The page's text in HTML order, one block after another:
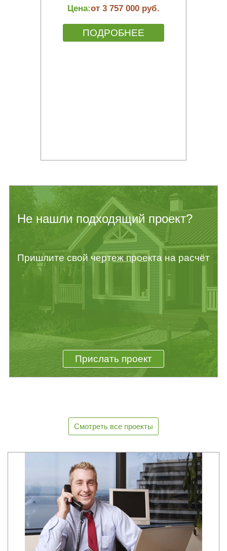
Цена:от 3 757 000 руб.
ПОДРОБНЕЕ
Не нашли подходящий проект?
Пришлите свой чертеж проекта на расчёт
Прислать проект
Смотреть все проекты